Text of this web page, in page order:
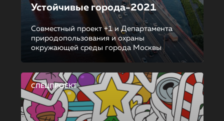
Устойчивые города-2021
Совместный проект +1 и Департамента
природопользования и охраны
окружающей среды города Москвы
СПЕЦПРОЕКТ